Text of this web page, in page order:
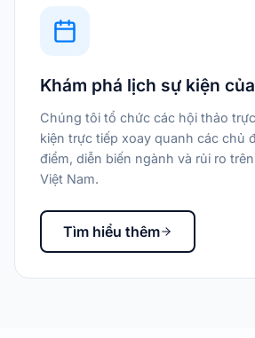
Khám phá lịch sự kiện
Chúng tôi tổ chức các hội thảo
kiện trực tiếp xoay quanh các chủ
điểm, diễn biến ngành và rủi ro
Việt Nam.
Tìm hiểu thêm